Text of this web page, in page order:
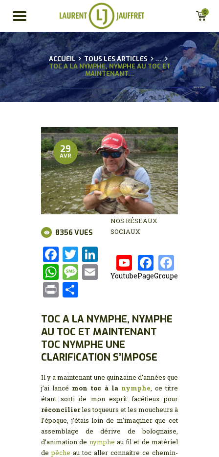
0
ACCUEIL TOUS LES ARTICLES
...
TOC A LA NYMPHE, NYMPHE AU TOC ET
MAINTENANT...
ACCUEIL
BIO
CONSEILS
BOUTIQUE EN LIGNE
POUR LES
PROFESSIONNELS
PARTENAIRES
CONTACT
MA LISTE D’ENVIE
29
AVR
8356 VUES
F
a
ce
b
o
o
k
T
w
it
r dI
n
W
h
at
s
A
p
p
M
a
g
e
l
P
ntta
g
er
NOS RÉSEAUX
SOCIAUX
YoutubePageGroupe
TOC A LA NYMPHE, NYMPHE
AU TOC ET MAINTENANT
TOC NYMPHE UNE
CLARIFICATION S’IMPOSE
Il y a maintenant une quinzaine d’années que
j’ai lancé mon toc à la nymphe , ce titre
étant sorti de mon esprit facétieux pour
réconcilierles toqueurs et les moucheurs à
l’époque, j’étais loin de m’imaginer que cet
assemblage de dérive de bolognaise,
d’animation de nymphe au fil et de matériel
depêche au toc aller connaitre ce chemin-